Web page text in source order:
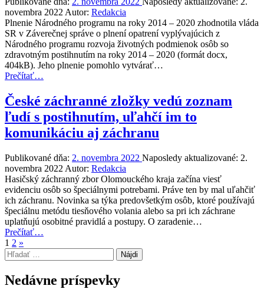
so
zdravotným
postihnutím
(2.
časť)”
novembra 2022 Autor: Redakcia
Plnenie Národného programu na roky 2014 – 2020 zhodnotila vláda
SR v Záverečnej správe o plnení opatrení vyplývajúcich z
Národného programu rozvoja životných podmienok osôb so
zdravotným postihnutím na roky 2014 – 2020 (formát docx,
404kB). Jeho plnenie pomohlo vytvárať…
Prečítať“Aktualizácia
programu
rozvoja
životných
podmienok
osôb
zdravotným
postihnutím”
…
České záchranné zložky vedú zoznam
ľudí s postihnutím, uľahčí im to
komunikáciu aj záchranu
Publikované dňa: 2. novembra 2022 Naposledy aktualizované: 2.
novembra 2022 Autor: Redakcia
Hasičský záchranný zbor Olomouckého kraja začína viesť
evidenciu osôb so špeciálnymi potrebami. Práve ten by mal uľahčiť
ich záchranu. Novinka sa týka predovšetkým osôb, ktoré používajú
špeciálnu metódu tiesňového volania alebo sa pri ich záchrane
uplatňujú osobitné pravidlá a postupy. O zaradenie…
Prečítať“České
vedú
zoznam
ľudí
…
1 2 Nasledujúca
stránka
»
Hľadať:
Nedávne príspevky